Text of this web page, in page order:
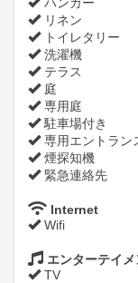
リネン
トイレタリー
洗濯機
テラス
庭
専用庭
駐車場付き
専用エントラン
煙探知機
緊急連絡先
Internet
Wifi
エンターテイメ
TV